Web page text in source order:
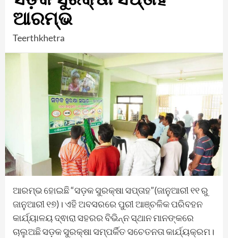
ଆରମ୍ଭ
Teerthkhetra
ଆରମ୍ଭ ହୋଇଛି “ସଡ଼କ ସୁରକ୍ଷା ସପ୍ତାହ”(ଜାନୁଆରୀ ୧୧ ରୁ
ଜାନୁଆରୀ ୧୭)। ଏହି ଅବସରରେ ପୁରୀ ଆଞ୍ଚଳିକ ପରିବହନ
କାର୍ଯ୍ୟାଳୟ ଦ୍ଵାରା ସହରର ବିଭିନ୍ନ ସ୍ଥାନ ମାନଙ୍କରେ
ଚାଲୁଅଛି ସଡ଼କ ସୁରକ୍ଷା ସମ୍ପର୍କିତ ସଚେତନତା କାର୍ଯ୍ୟକ୍ରମ।